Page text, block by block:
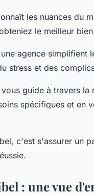
les nuances du
le meilleur
agence simplifient
stress et des
guide à travers la
spécifiques et en
c'est s'assurer un
: une vue